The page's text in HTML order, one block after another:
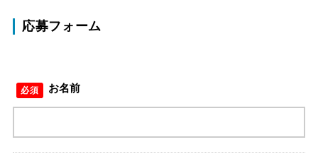
応募フォーム
お名前
必須